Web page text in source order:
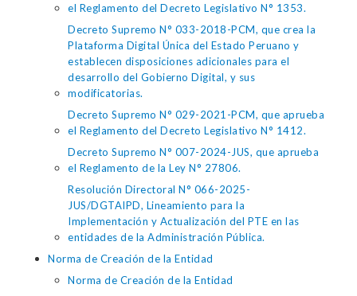
el Reglamento del Decreto Legislativo N° 1353.
Decreto Supremo N° 033-2018-PCM, que crea la
Plataforma Digital Única del Estado Peruano y
establecen disposiciones adicionales para el
desarrollo del Gobierno Digital, y sus
modificatorias.
Decreto Supremo N° 029-2021-PCM, que aprueba
el Reglamento del Decreto Legislativo N° 1412.
Decreto Supremo N° 007-2024-JUS, que aprueba
el Reglamento de la Ley N° 27806.
Resolución Directoral N° 066-2025-
JUS/DGTAIPD, Lineamiento para la
Implementación y Actualización del PTE en las
entidades de la Administración Pública.
Norma de Creación de la Entidad
Norma de Creación de la Entidad